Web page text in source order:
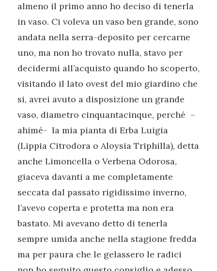
almeno il primo anno ho deciso di tenerla
in vaso. Ci voleva un vaso ben grande, sono
andata nella serra-deposito per cercarne
uno, ma non ho trovato nulla, stavo per
decidermi all’acquisto quando ho scoperto,
visitando il lato ovest del mio giardino che
si, avrei avuto a disposizione un grande
vaso, diametro cinquantacinque, perché –
ahimé- la mia pianta di Erba Luigia
(Lippia Citrodora o Aloysia Triphilla), detta
anche Limoncella o Verbena Odorosa,
giaceva davanti a me completamente
seccata dal passato rigidissimo inverno,
l’avevo coperta e protetta ma non era
bastato. Mi avevano detto di tenerla
sempre umida anche nella stagione fredda
ma per paura che le gelassero le radici